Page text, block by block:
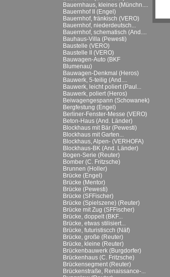
Bauernhaus, kleines (Münchn....
Bauernhof II (Engel)
Bauernhof, fränkisch (VERO)
Bauernhof, niederdeutsch...
Bauernhof, schematisch (And....
Bauhaus-Villa (Pewesti)
Baustelle (VERO)
Baustelle II (VERO)
Bauwagen-Auto (BKF
Blumenau)
Bauwagen-Denkmal (Heros)
Bauwerk, 5-teilig (And....
Bauwerk, leicht poliert (Paul...
Bauwerk, poliert (Heros)
Beiwagengespann (Schowanek)
Bergfestung (Engel)
Berliner-Fenster-Messe (VERO)
Beton-Haus (And. Länder)
Blockhaus mit Bär (Pewesti)
Blockhaus mit Garten...
Blockhaus, Alpen- (VERHOFA)
Blockhaus-BK (And. Länder)
Bogen-Serie (Reuter)
Bomber (C. Fritzsche)
Brunnen (Holler)
Brücke (Engel)
Brücke (Mentor)
Brücke (Pewesti)
Brücke (SFFischer)
Brücke (Spielszene) (Reuter)
Brücke mit Zug (SFFischer)
Brücke, doppelt (BKF...
Brücke, etwas stilisiert...
Brücke, futuristiscch (Näf)
Brücke, große (Reuter)
Brücke, kleine (Reuter)
Brückenbauwerk (Burgdorfer)
Brückenhaus (C. Fritzsche)
Brückensegment (Reuter)
Brückenstraße, Renaissance-...